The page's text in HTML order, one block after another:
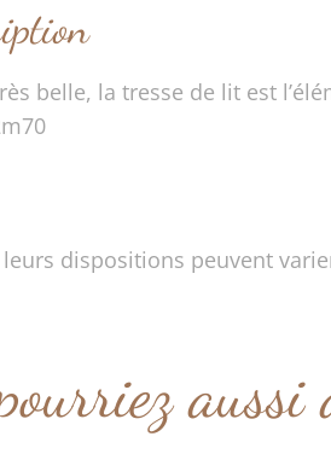
belle, la tresse de lit est
dispositions peuvent
aussi